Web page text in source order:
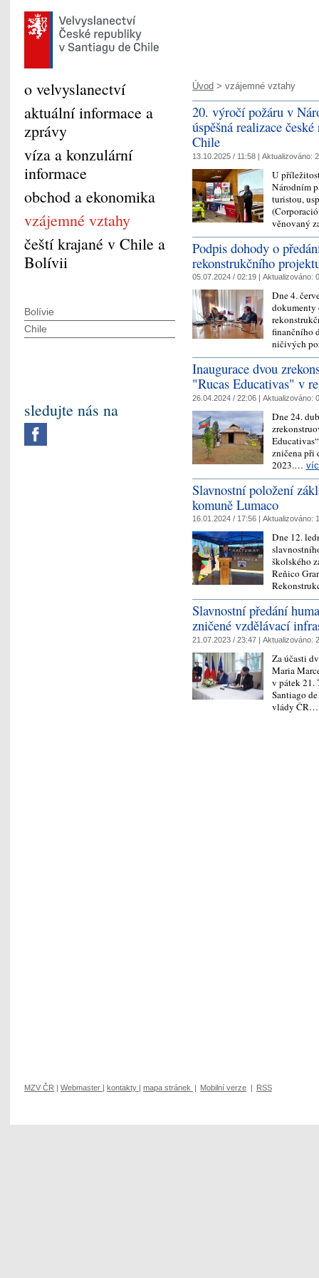
Úvod > vzájemné vztahy
20. výročí požáru v
úspěšná realizace
Chile
13.10.2025 / 11:58 | Aktualizováno:
U
Národním
turistou,
věnovaný
Podpis dohody o
rekonstrukčního
05.07.2024 / 02:19 | Aktualizováno:
Dne 4.
dokumenty
finančního
ničivých
Inaugurace dvou
"Rucas Educativas" v
26.04.2024 / 22:06 | Aktualizováno:
Dne 24.
zničena při
2023.…
Slavnostní položení
komuně Lumaco
16.01.2024 / 17:56 | Aktualizováno:
Dne 12.
školského
Reňico
Slavnostní předání
zničené vzdělávací
21.07.2023 / 23:47 | Aktualizováno:
Za účasti
Maria
v pátek 21.
Santiago
vlády
o velvyslanectví
aktuální informace a
zprávy
víza a konzulární
informace
obchod a ekonomika
vzájemné vztahy
čeští krajané v Chile a
Bolívii
Bolívie
Chile
sledujte nás na
MZV ČR | Webmaster | kontakty | mapa stránek | Mobilní verze | RSS